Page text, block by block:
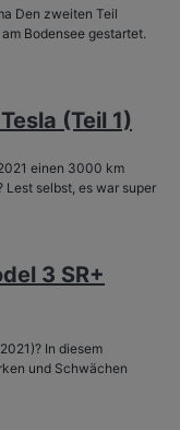
Den zweiten Teil
Bodensee gestartet.
(Teil 1)
einen 3000 km
Lest selbst, es war super
3 SR+
In diesem
und Schwächen